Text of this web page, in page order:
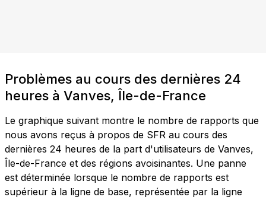
Problèmes au cours des dernières 24
heures à Vanves, Île-de-France
Le graphique suivant montre le nombre de rapports que
nous avons reçus à propos de SFR au cours des
dernières 24 heures de la part d'utilisateurs de Vanves,
Île-de-France et des régions avoisinantes. Une panne
est déterminée lorsque le nombre de rapports est
supérieur à la ligne de base, représentée par la ligne